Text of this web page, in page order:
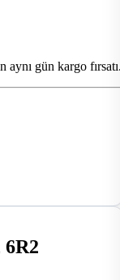
gün kargo
6R2